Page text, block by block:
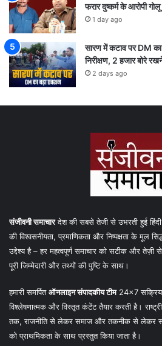
फरार दुष्कर्म के आरोपी गोलू
1 day ago
सारण में कटाव पर DM
निरीक्षण, 2 हजार बोरे
2 days ago
संजीवनी समाचारदेश की सबसे तेजी से उभरती हुई हिंदी
की विश्वसनीयता, प्रमाणिकता और निष्पक्षता के मूल
उद्देश्य है – हर महत्वपूर्ण समाचार को सटीक और तेज़ी
पूरी जिम्मेदारी और तथ्यों की पुष्टि के साथ।
हमारी समर्पितऑनलाइन संपादकीय टीम24×7 सक्रिय
विश्लेषणात्मक और विस्तृत कंटेंट तैयार करती है।
तक, राजनीति से लेकर समाज और तकनीक से लेकर
को प्राथमिकता के साथ प्रस्तुत किया जाता है।